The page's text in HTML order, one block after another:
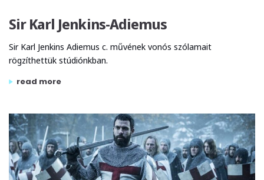
Sir Karl Jenkins-Adiemus
Sir Karl Jenkins Adiemus c. művének vonós szólamait
rögzíthettük stúdiónkban.
read more
„sir karl jenkins-adiemus”